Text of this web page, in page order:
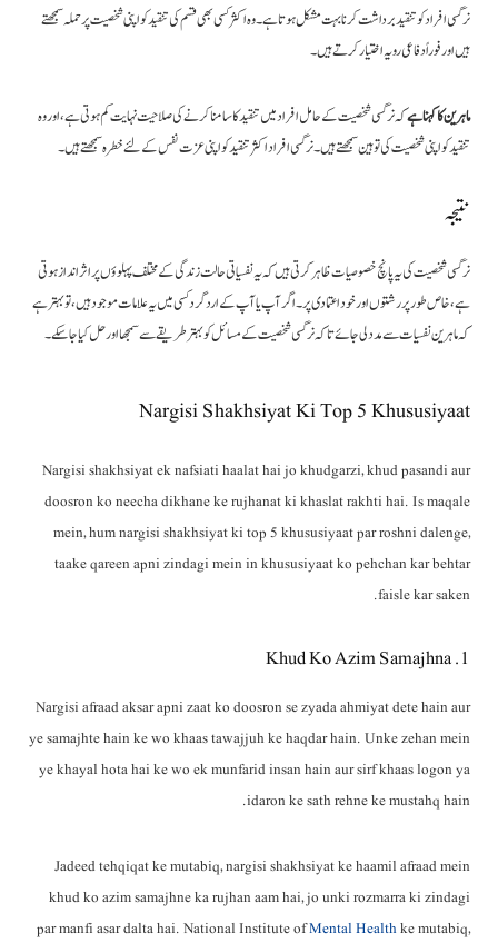
نرگسی افراد کو تنقید برداشت کرنا بہت مشکل ہوتا ہے۔ وہ اکثر کسی بھی قسم کی تنقید کو اپنی شخصیت پر حملہ سمجھتے
ہیں اور فوراً دفاعی رویہ اختیار کرتے ہیں۔
ماہرین کا کہنا ہےکہ نرگسی شخصیت کے حامل افراد میں تنقید کا سامنا کرنے کی صلاحیت نہایت کم ہوتی ہے، اور وہ
تنقید کو اپنی شخصیت کی توہین سمجھتے ہیں۔ نرگسی افراد اکثر تنقید کو اپنی عزت نفس کے لئے خطرہ سمجھتے ہیں۔
نتیجہ
نرگسی شخصیت کی یہ پانچ خصوصیات ظاہر کرتی ہیں کہ یہ نفسیاتی حالت زندگی کے مختلف پہلوؤں پر اثر انداز ہوتی
ہے، خاص طور پر رشتوں اور خود اعتمادی پر۔ اگر آپ یا آپ کے ارد گرد کسی میں یہ علامات موجود ہیں، تو بہتر ہے
کہ ماہرین نفسیات سے مدد لی جائے تاکہ نرگسی شخصیت کے مسائل کو بہتر طریقے سے سمجھا اور حل کیا جا سکے۔
Nargisi Shakhsiyat Ki Top 5 Khususiyaat
Nargisi shakhsiyat ek nafsiati haalat hai jo khudgarzi, khud pasandi aur
doosron ko neecha dikhane ke rujhanat ki khaslat rakhti hai. Is maqale
mein, hum nargisi shakhsiyat ki top 5 khususiyaat par roshni dalenge,
taake qareen apni zindagi mein in khususiyaat ko pehchan kar behtar
faisle kar saken.
1. Khud Ko Azim Samajhna
Nargisi afraad aksar apni zaat ko doosron se zyada ahmiyat dete hain aur
ye samajhte hain ke wo khaas tawajjuh ke haqdar hain. Unke zehan mein
ye khayal hota hai ke wo ek munfarid insan hain aur sirf khaas logon ya
idaron ke sath rehne ke mustahq hain.
Jadeed tehqiqat ke mutabiq, nargisi shakhsiyat ke haamil afraad mein
khud ko azim samajhne ka rujhan aam hai, jo unki rozmarra ki zindagi
par manfi asar dalta hai. National Institute ofMental Healthke mutabiq,